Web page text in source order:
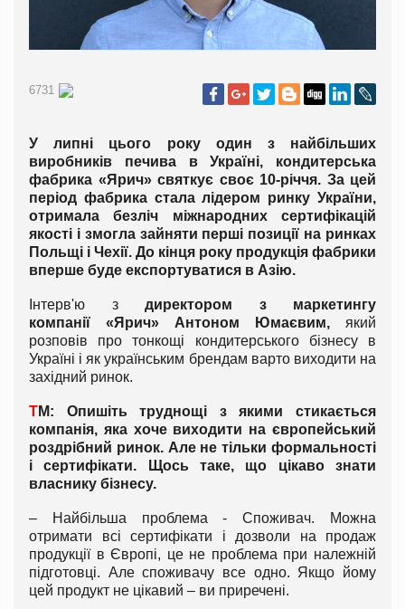
6731
У липні цього року один з найбільших
виробників печива в Україні, кондитерська
фабрика «Ярич» святкує своє 10-річчя. За цей
період фабрика стала лідером ринку України,
отримала безліч міжнародних сертифікацій
якості і змогла зайняти перші позиції на ринках
Польщі і Чехії. До кінця року продукція фабрики
вперше буде експортуватися в Азію.
Інтерв'ю з директором з маркетингу
компанії «Ярич» Антоном Юмаєвим, який
розповів про тонкощі кондитерського бізнесу в
Україні і як українським брендам варто виходити на
західний ринок.
ТМ: Опишіть труднощі з якими стикається
компанія, яка хоче виходити на європейський
роздрібний ринок. Але не тільки формальності
і сертифікати. Щось таке, що цікаво знати
власнику бізнесу.
– Найбільша проблема - Споживач.
Можна
отримати всі сертифікати і дозволи на продаж
продукції в Європі, це не проблема при належній
підготовці. Але споживачу все одно. Якщо йому
цей продукт не цікавий – ви приречені.